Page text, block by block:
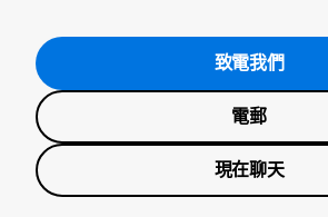
致電我們
電郵
現在聊天